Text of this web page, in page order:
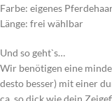
Farbe: eigenes
Länge: frei wählbar
Und so geht`s…
Wir benötigen eine
desto besser) mit einer
ca. so dick wie dein